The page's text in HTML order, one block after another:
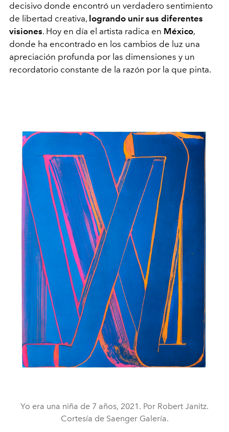
decisivo donde encontró un verdadero sentimiento
de libertad creativa, logrando unir sus diferentes
visiones. Hoy en día el artista radica en México,
donde ha encontrado en los cambios de luz una
apreciación profunda por las dimensiones y un
recordatorio constante de la razón por la que pinta.
Yo era una niña de 7 años, 2021. Por Robert Janitz.
Cortesía de Saenger Galería.